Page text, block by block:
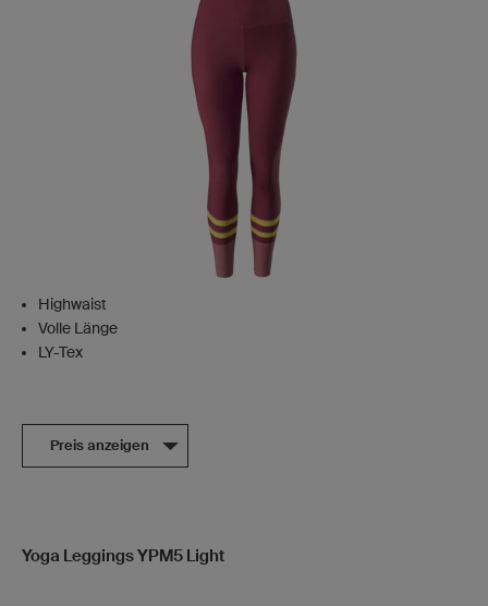
Highwaist
Volle Länge
LY-Tex
Preis anzeigen
Yoga Leggings YPM5 Light